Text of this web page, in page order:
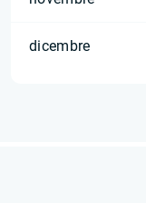
dicembre